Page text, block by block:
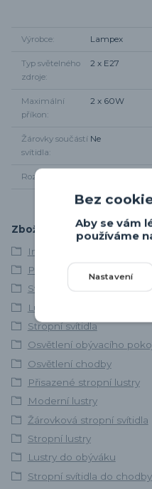
Výrobce Lampex
Typ světelného
zdroje
2 x E27
Maximální
příkon
2 x 60W
Žárovky součástí
svítidla
Ne
Rozměr svítidla
Zboží zařazeno v
Interiérová svítidla
Poslední kousky
Svítidla skladem
Lustry a závěsná svítidla
Stropní svítidla
Osvětlení obývacího
Osvětlení chodby
Přisazené stropní lustry
Moderní lustry
Žárovková stropní svítidla
Stropní lustry
Lustry do obýváku
Stropní svítidla do chodby
Bez
Aby se vám
používáme
Nastavení